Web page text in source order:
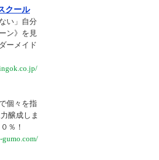
クール
い」自分
ン》を見
ーメイド
個々を指
醸成しま
％！